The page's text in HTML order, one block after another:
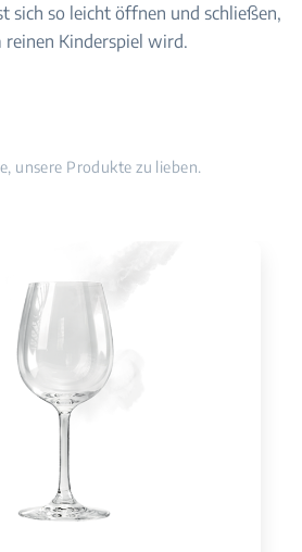
sich so leicht öffnen und schließen,
reinen Kinderspiel wird.
unsere Produkte zu lieben.